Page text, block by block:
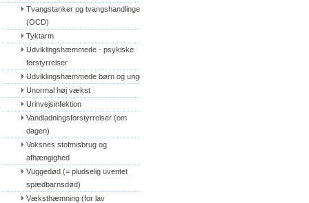
Tvangstanker og tvangshandlinger
(OCD)
Tyktarm
Udviklingshæmmede - psykiske
forstyrrelser
Udviklingshæmmede børn og unge
Unormal høj vækst
Urinvejsinfektion
Vandladningsforstyrrelser (om
dagen)
Voksnes stofmisbrug og
afhængighed
Vuggedød (= pludselig uventet
spædbarnsdød)
Væksthæmning (for lav